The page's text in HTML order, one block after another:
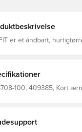
er et åndbart,
100, 409385, Kort